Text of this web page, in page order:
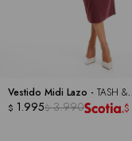
Vestido Midi Lazo - TASH &
SOPHIE
$ 1.995$ 3.990 $